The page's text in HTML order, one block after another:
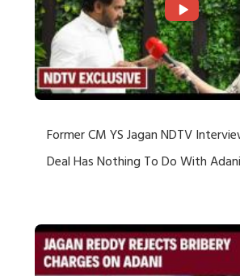
Former CM YS Jagan NDTV
Deal Has Nothing To Do With